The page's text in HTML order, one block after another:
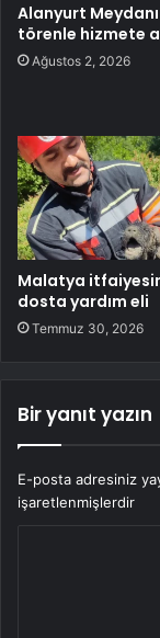
Alanyurt
törenle hizmete
Ağustos 2, 2026
Malatya
dosta yardım eli
Temmuz 30, 2026
Bir yanıt yazın
E-posta adresiniz
işaretlenmişlerdir